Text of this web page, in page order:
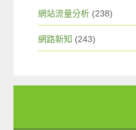
網站流量分析 (238)
網路新知 (243)